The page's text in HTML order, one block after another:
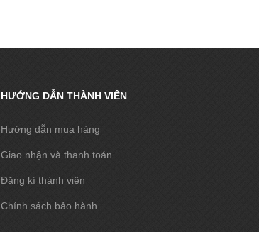
HƯỚNG DẪN THÀNH VIÊN
Hướng dẫn mua hàng
Giao nhận và thanh toán
Đăng kí thành viên
Chính sách bảo hành